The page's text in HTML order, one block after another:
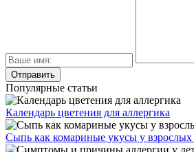
Популярные статьи
Календарь цветения для аллергика
Сыпь как комариные укусы у